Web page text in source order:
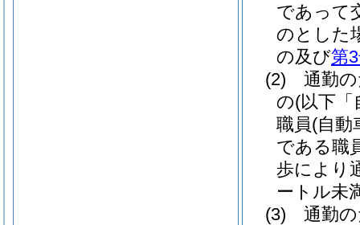
であって
のとした
の及び第
(2)
通勤
の(以下「
職員(自動
である職
歩により
ートル未
(3)
通勤